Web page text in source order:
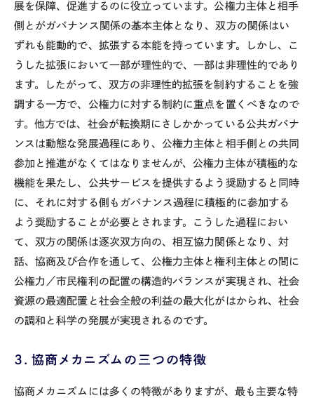
展を保障、促進するのに役立っています。公権力主体と相手
側とがガバナンス関係の基本主体となり、双方の関係はい
ずれも能動的で、拡張する本能を持っています。しかし、こ
うした拡張において一部が理性的で、一部は非理性的であり
ます。したがって、双方の非理性的拡張を制約することを強
調する一方で、公権力に対する制約に重点を置くべきなので
す。他方では、社会が転換期にさしかかっている公共ガバナ
ンスは動態な発展過程にあり、公権力主体と相手側との共同
参加と推進がなくてはなりませんが、公権力主体が積極的な
機能を果たし、公共サービスを提供するよう奨励すると同時
に、それに対する側もガバナンス過程に積極的に参加する
よう奨励することが必要とされます。こうした過程におい
て、双方の関係は逐次双方向の、相互協力関係となり、対
話、協商及び合作を通して、公権力主体と権利主体との間に
公権力／市民権利の配置の構造的バランスが実現され、社会
資源の最適配置と社会全般の利益の最大化がはかられ、社会
の調和と科学の発展が実現されるのです。
３．協商メカニズムの三つの特徴
協商メカニズムには多くの特徴がありますが、最も主要な特